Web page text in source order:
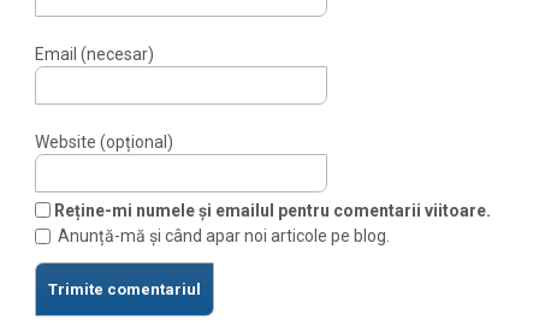
Email (necesar)
Website (opțional)
Reține-mi numele și emailul pentru comentarii viitoare.
Anunță-mă și când apar noi articole pe blog.